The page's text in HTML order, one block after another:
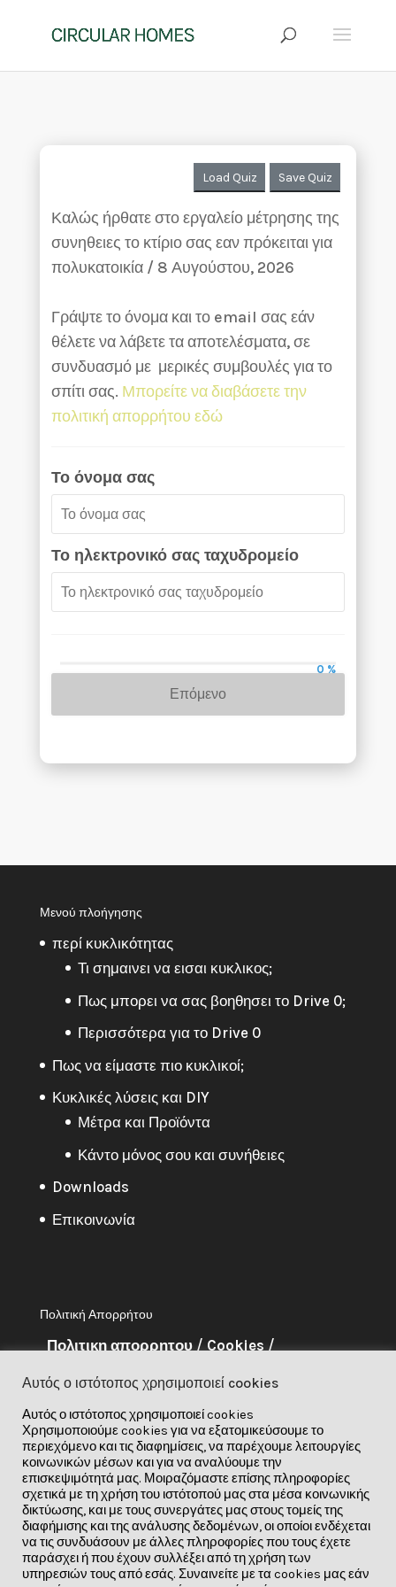
Load Quiz Save Quiz
Καλώς ήρθατε στο εργαλείο μέτρησης της
συνηθειες το κτίριο σας εαν πρόκειται για
πολυκατοικία / 8 Αυγούστου, 2026
Γράψτε το όνομα και το email σας εάν
θέλετε να λάβετε τα αποτελέσματα, σε
συνδυασμό με μερικές συμβουλές για το
σπίτι σας. Μπορείτε να διαβάσετε την
πολιτική απορρήτου εδώ
Το όνομα σας
Το ηλεκτρονικό σας ταχυδρομείο
0 %
Επόμενο
Μενού πλοήγησης
περί κυκλικότητας
Τι σημαινει να εισαι κυκλικος;
Πως μπορει να σας βοηθησει το Drive 0;
Περισσότερα για το Drive 0
Πως να είμαστε πιο κυκλικοί;
Κυκλικές λύσεις και DIY
Μέτρα και Προϊόντα
Κάντο μόνος σου και συνήθειες
Downloads
Επικοινωνία
Πολιτική Απορρήτου
Πολιτικη απορρητου/ Cookies /
About Me
Το έργο αυτό έχει χρηματοδοτηθεί
από το πρόγραμμα έρευνας και
καινοτομίας «Ορίζοντας 2020» της
Ευρωπαϊκής Ενωσης στο πλαίσιο της
συμφωνίας επιχορήγησης υπ’ αριθ. 841850.
Αυτός ο ιστότοπος χρησιμοποιεί cookies
Αυτός ο ιστότοπος χρησιμοποιεί cookies
Χρησιμοποιούμε cookies για να εξατομικεύσουμε το
περιεχόμενο και τις διαφημίσεις, να παρέχουμε λειτουργίες
κοινωνικών μέσων και για να αναλύουμε την
επισκεψιμότητά μας. Μοιραζόμαστε επίσης πληροφορίες
σχετικά με τη χρήση του ιστότοπού μας στα μέσα κοινωνικής
δικτύωσης, και με τους συνεργάτες μας στους τομείς της
διαφήμισης και της ανάλυσης δεδομένων, οι οποίοι ενδέχεται
να τις συνδυάσουν με άλλες πληροφορίες που τους έχετε
παράσχει ή που έχουν συλλέξει από τη χρήση των
υπηρεσιών τους από εσάς. Συναινείτε με τα cookies μας εάν